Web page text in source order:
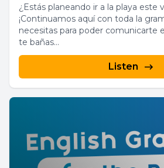
¿Estás planeando ir a la playa este
¡Continuamos aquí con toda la
necesitas para poder comunicarte
te bañas...
Listen